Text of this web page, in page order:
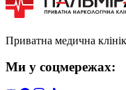
Приватна медична
Ми у соцмережах: